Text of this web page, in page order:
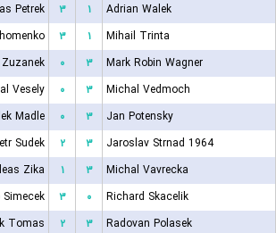
Petrek
۳ ۱
Adrian Walek
۳ ۱
Mihail Trinta
۰ ۳
Mark Robin Wagner
Vesely
۰ ۳
Michal Vedmoch
Madle
۰ ۳
Jan Potensky
Sudek
۲ ۳
Jaroslav Strnad 1964
Zika
۱ ۳
Michal Vavrecka
۳ ۰
Richard Skacelik
Tomas
۲ ۳
Radovan Polasek